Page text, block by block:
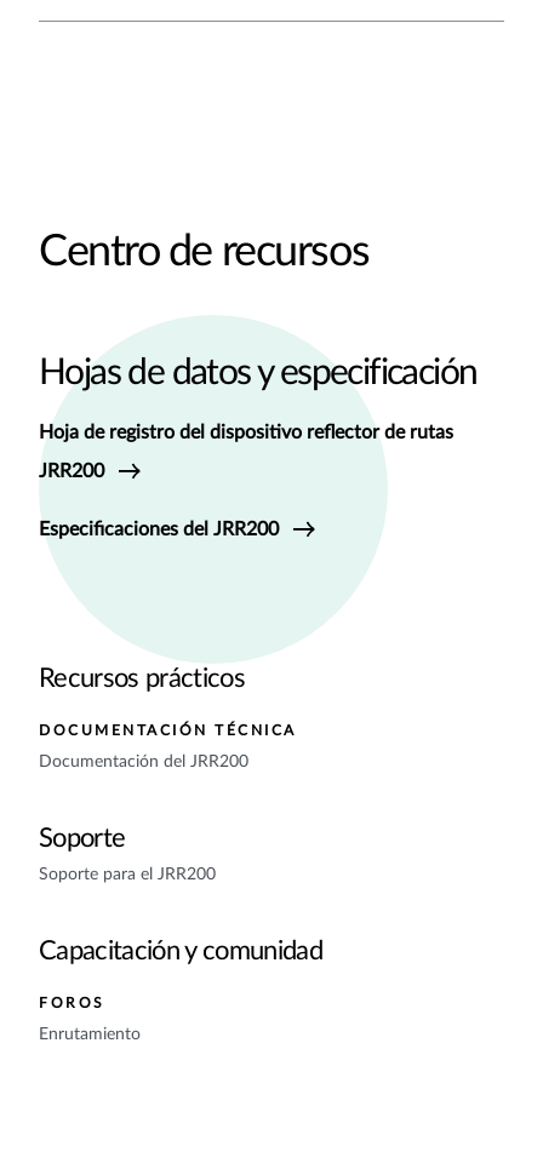
Centro de recursos
Recursos prácticos
DOCUMENTACIÓN TÉCNICA
Documentación del JRR200
Soporte
Soporte para el JRR200
Capacitación y comunidad
FOROS
Enrutamiento
Hojas de datos y especificación
Hoja de registro del dispositivo reflector de rutas
JRR200
Especificaciones del JRR200